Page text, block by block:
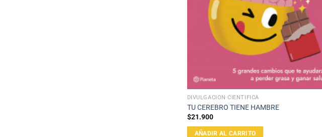
DIVULGACIÓN CIENTÍFICA
TU CEREBRO TIENE HAMBRE
$21.900
AÑADIR AL CARRITO